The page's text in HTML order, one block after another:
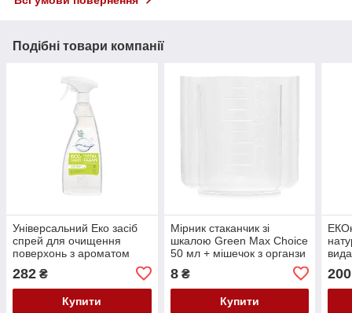
Подібні товари компанії
Універсальний Еко засіб
спрей для очищення
поверхонь з ароматом
лимона Green Max, Чойс
Choice, Україна, 500 мл
282 ₴
Купити
Мірник стаканчик зі
шкалою Green Max Choice
50 мл + мішечок з органзи
8₴
Купити
200